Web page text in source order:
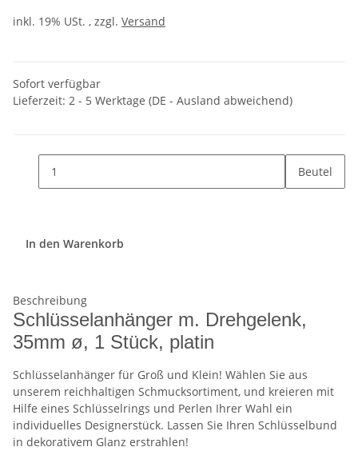
inkl. 19% USt. , zzgl. Versand
Sofort verfügbar
Lieferzeit: 2 - 5 Werktage (DE - Ausland abweichend)
Beutel
In den Warenkorb
Beschreibung
Schlüsselanhänger m. Drehgelenk,
35mm ø, 1 Stück, platin
Schlüsselanhänger für Groß und Klein! Wählen Sie aus
unserem reichhaltigen Schmucksortiment, und kreieren mit
Hilfe eines Schlüsselrings und Perlen Ihrer Wahl ein
individuelles Designerstück. Lassen Sie Ihren Schlüsselbund
in dekorativem Glanz erstrahlen!